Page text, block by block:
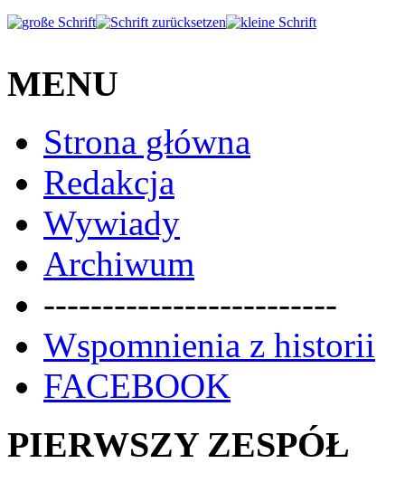
MENU
Strona główna
Redakcja
Wywiady
Archiwum
-------------------------
Wspomnienia z historii
FACEBOOK
PIERWSZY ZESPÓŁ